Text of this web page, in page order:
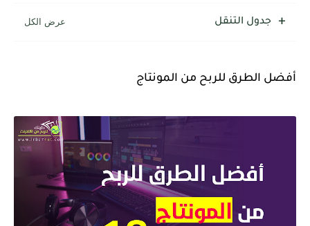
جدول التنقل
أفضل الطرق للربح من المونتاج